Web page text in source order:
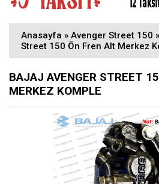
Anasayfa » Avenger Street 150 »
Street 150 Ön Fren Alt Merkez
BAJAJ AVENGER STREET
MERKEZ KOMPLE